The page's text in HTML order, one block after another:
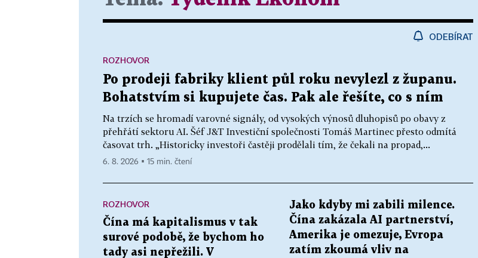
ODEBÍRAT
Po prodeji fabriky klient půl roku nevylezl z županu.
Bohatstvím si kupujete čas. Pak ale řešíte, co s ním
Na trzích se hromadí varovné signály, od vysokých výnosů dluhopisů po obavy z
přehřátí sektoru AI. Šéf J&T Investiční společnosti Tomáš Martinec přesto odmítá
časovat trh. „Historicky investoři častěji prodělali tím, že čekali na propad,...
ROZHOVOR
6. 8. 2026 ▪ 15 min. čtení
ROZHOVOR
Čína má kapitalismus v tak
surové podobě, že bychom ho
tady asi nepřežili. V
Jako kdyby mi zabili milence.
Čína zakázala AI partnerství,
Amerika je omezuje, Evropa
zatím zkoumá vliv na